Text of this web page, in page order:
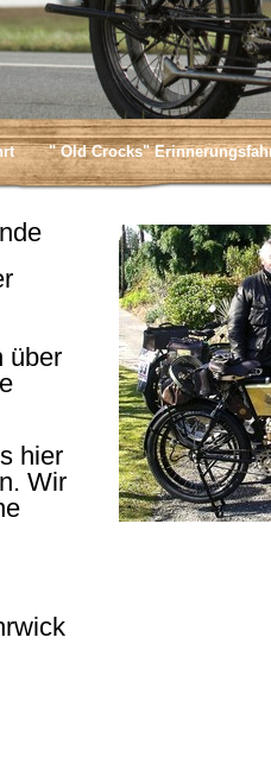
" Old Crocks"
über
hier
Wir